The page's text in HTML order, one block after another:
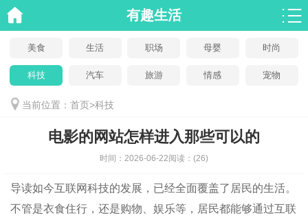
有趣生活
美食 生活 职场 母婴 时尚
科技 汽车 旅游 情感 宠物
当前位置： 首页>科技
电影的网站怎样进入那些可以的
时间： 2026-06-22阅读： (26)
导读如今互联网科技的发展，已经全面覆盖了居民的生活。
不管是衣食住行，还是购物、娱乐等，居民都能够通过互联